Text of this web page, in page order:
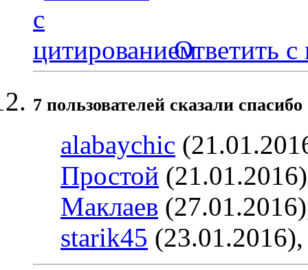
Ответить с
7 пользователей сказали
alabaychic
Простой
Маклаев
starik45